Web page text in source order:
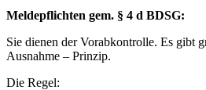
Meldepflichten gem. § 4 d BDSG:
Sie dienen der Vorabkontrolle. Es gibt
Ausnahme – Prinzip.
Die Regel: